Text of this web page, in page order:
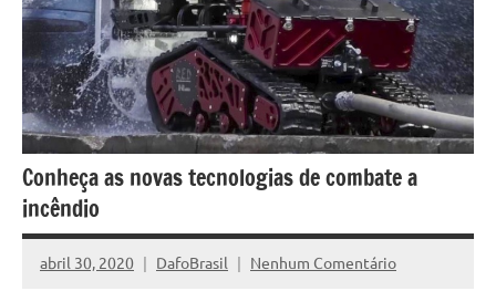
Conheça as novas tecnologias de combate a
incêndio
abril 30, 2020 DafoBrasil Nenhum Comentário